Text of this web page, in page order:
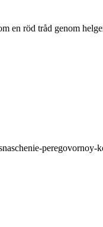
en röd tråd genom
peregovornoy-